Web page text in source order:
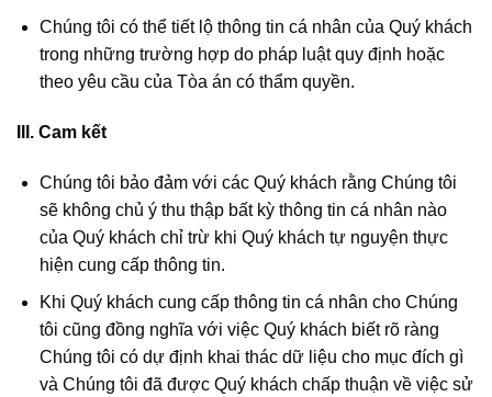
Chúng tôi có thể tiết lộ thông tin cá nhân của Quý khách
trong những trường hợp do pháp luật quy định hoặc
theo yêu cầu của Tòa án có thẩm quyền.
III. Cam kết
Chúng tôi bảo đảm với các Quý khách rằng Chúng tôi
sẽ không chủ ý thu thập bất kỳ thông tin cá nhân nào
của Quý khách chỉ trừ khi Quý khách tự nguyện thực
hiện cung cấp thông tin.
Khi Quý khách cung cấp thông tin cá nhân cho Chúng
tôi cũng đồng nghĩa với việc Quý khách biết rõ ràng
Chúng tôi có dự định khai thác dữ liệu cho mục đích gì
và Chúng tôi đã được Quý khách chấp thuận về việc sử